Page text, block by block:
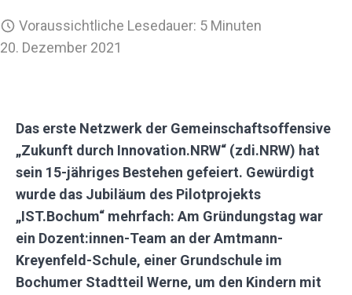
Voraussichtliche Lesedauer: 5 Minuten
20. Dezember 2021
Das erste Netzwerk der Gemeinschaftsoffensive
„Zukunft durch Innovation.NRW“ (zdi.NRW) hat
sein 15-jähriges Bestehen gefeiert. Gewürdigt
wurde das Jubiläum des Pilotprojekts
„IST.Bochum“ mehrfach: Am Gründungstag war
ein Dozent:innen-Team an der Amtmann-
Kreyenfeld-Schule, einer Grundschule im
Bochumer Stadtteil Werne, um den Kindern mit